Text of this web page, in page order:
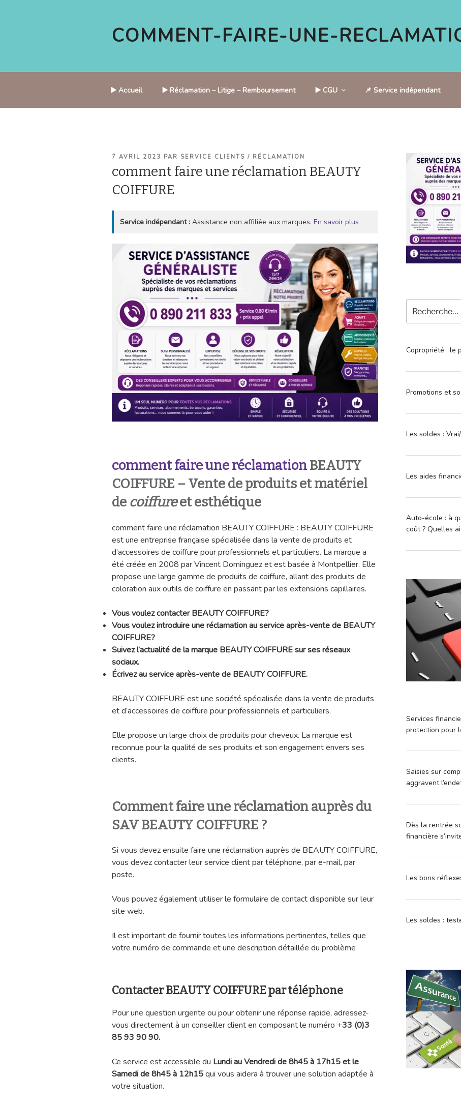
COMMENT-FAIRE-UNE-
▶️ Accueil ▶️ Réclamation – Litige – Remboursement ▶️ CGU 📌 Service indépendant
PUBLIÉ
7 AVRIL 2023 PAR SERVICE CLIENTS / RÉCLAMATION
comment faire une réclamation BEAUTY
COIFFURE
Service indépendant : Assistance non affiliée aux marques. En savoir plus
comment faire une réclamationBEAUTY
COIFFURE – Vente de produits et matériel
de coiffureet esthétique
comment faire une réclamation BEAUTY COIFFURE : BEAUTY COIFFURE
est une entreprise française spécialisée dans la vente de produits et
d’accessoires de coiffure pour professionnels et particuliers. La marque a
été créée en 2008 par Vincent Dominguez et est basée à Montpellier. Elle
propose une large gamme de produits de coiffure, allant des produits de
coloration aux outils de coiffure en passant par les extensions capillaires.
Vous voulezcontacter BEAUTY COIFFURE?
Vous voulez introduire une réclamation au service après-vente de BEAUTY
COIFFURE?
Suivez l’actualité de la marque BEAUTY COIFFURE sur ses réseaux
sociaux.
Écrivez au service après-vente de BEAUTY COIFFURE.
BEAUTY COIFFURE est une société spécialisée dans la vente de produits
et d’accessoires de coiffure pour professionnels et particuliers.
Elle propose un large choix de produits pour cheveux. La marque est
reconnue pour la qualité de ses produits et son engagement envers ses
clients.
Comment faire une réclamation auprès du
SAV BEAUTY COIFFURE ?
Si vous devez ensuite faire une réclamation auprès de BEAUTY COIFFURE,
vous devez contacter leur service client par téléphone, par e-mail, par
poste.
Vous pouvez également utiliser le formulaire de contact disponible sur leur
site web.
Il est important de fournir toutes les informations pertinentes, telles que
votre numéro de commande et une description détaillée du problème
Contacter BEAUTY COIFFURE par téléphone
Pour une question urgente ou pour obtenir une réponse rapide, adressez-
vous directement à un conseiller client en composant le numéro +33 (0)3
85 93 90 90.
Ce service est accessible du Lundi au Vendredi de 8h45 à 17h15 et le
Samedi de 8h45 à 12h15qui vous aidera à trouver une solution adaptée à
votre situation.
pour
:
Copropriété : le
Promotions et
Les soldes :
Les aides
Auto-école : à
coût ? Quelles
Services
protection pour
Saisies sur
aggravent
Dès la rentrée
financière
Les bons
Les soldes :